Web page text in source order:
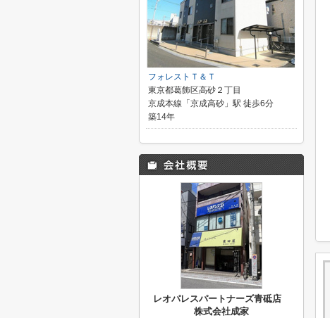
フォレストＴ＆Ｔ
東京都葛飾区高砂２丁目
京成本線「京成高砂」駅 徒歩6分
築14年
レオパレスパートナーズ青砥店
株式会社成家